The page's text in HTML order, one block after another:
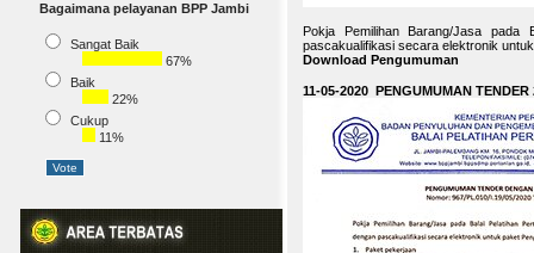
Bagaimana pelayanan BPP Jambi
Sangat Baik
67%
Baik
22%
Cukup
11%
Pokja Pemilihan Barang/Jasa pada
pascakualifikasi secara elektronik
Download Pengumuman
11-05-2020 PENGUMUMAN TENDER